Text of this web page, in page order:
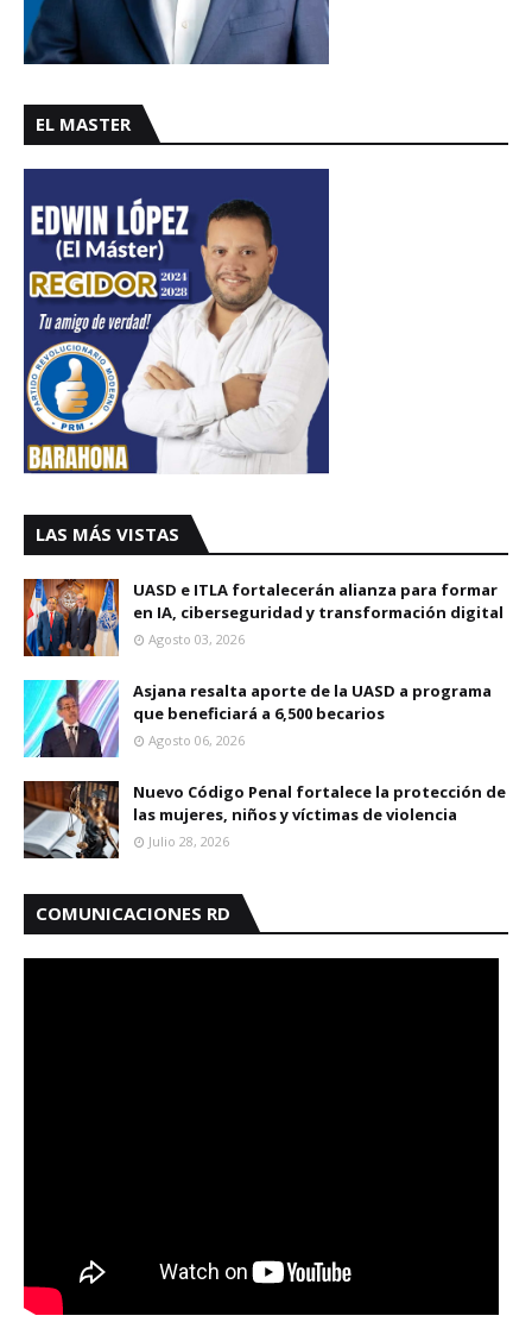
EL MASTER
LAS MÁS VISTAS
UASD e ITLA fortalecerán alianza para formar
en IA, ciberseguridad y transformación digital
Agosto 03, 2026
Asjana resalta aporte de la UASD a programa
que beneficiará a 6,500 becarios
Agosto 06, 2026
Nuevo Código Penal fortalece la protección de
las mujeres, niños y víctimas de violencia
Julio 28, 2026
COMUNICACIONES RD